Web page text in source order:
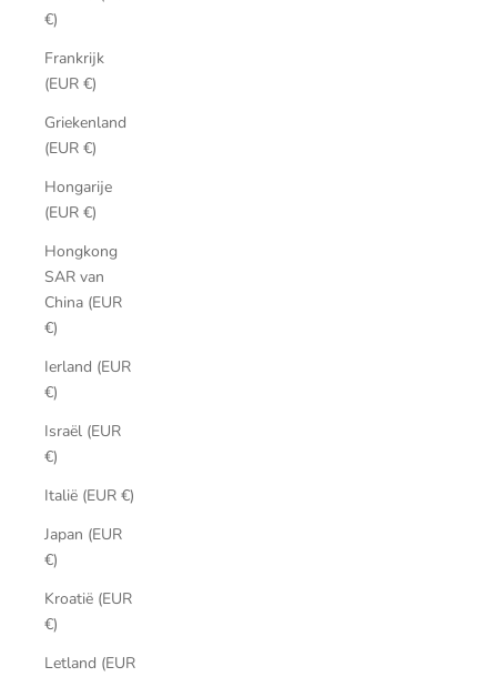
€)
Frankrijk
(EUR €)
Griekenland
(EUR €)
Hongarije
(EUR €)
Hongkong
SAR van
China (EUR
€)
Ierland (EUR
€)
Israël (EUR
€)
Italië (EUR €)
Japan (EUR
€)
Kroatië (EUR
€)
Letland (EUR